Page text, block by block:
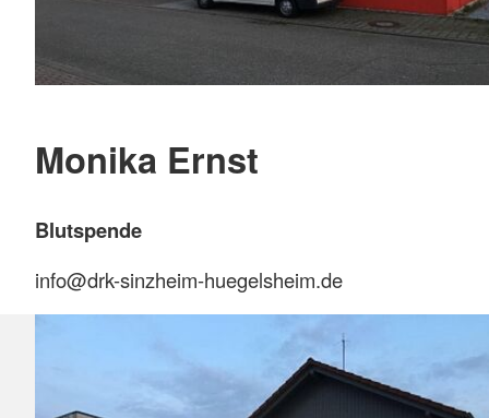
Monika Ernst
Blutspende
info@drk-sinzheim-huegelsheim.de